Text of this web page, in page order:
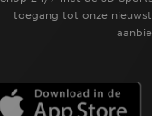
toegang tot onze